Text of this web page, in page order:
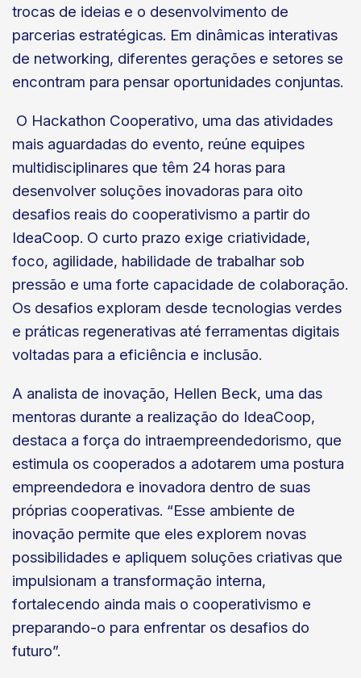
trocas de ideias e o desenvolvimento de
parcerias estratégicas. Em dinâmicas interativas
de networking, diferentes gerações e setores se
encontram para pensar oportunidades conjuntas.
O Hackathon Cooperativo, uma das atividades
mais aguardadas do evento, reúne equipes
multidisciplinares que têm 24 horas para
desenvolver soluções inovadoras para oito
desafios reais do cooperativismo a partir do
IdeaCoop. O curto prazo exige criatividade,
foco, agilidade, habilidade de trabalhar sob
pressão e uma forte capacidade de colaboração.
Os desafios exploram desde tecnologias verdes
e práticas regenerativas até ferramentas digitais
voltadas para a eficiência e inclusão.
A analista de inovação, Hellen Beck, uma das
mentoras durante a realização do IdeaCoop,
destaca a força do intraempreendedorismo, que
estimula os cooperados a adotarem uma postura
empreendedora e inovadora dentro de suas
próprias cooperativas. “Esse ambiente de
inovação permite que eles explorem novas
possibilidades e apliquem soluções criativas que
impulsionam a transformação interna,
fortalecendo ainda mais o cooperativismo e
preparando-o para enfrentar os desafios do
futuro”.